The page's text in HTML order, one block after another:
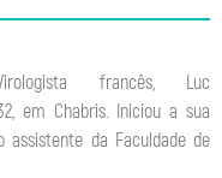
francês, Luc
em Chabris. Iniciou a sua
assistente da Faculdade de